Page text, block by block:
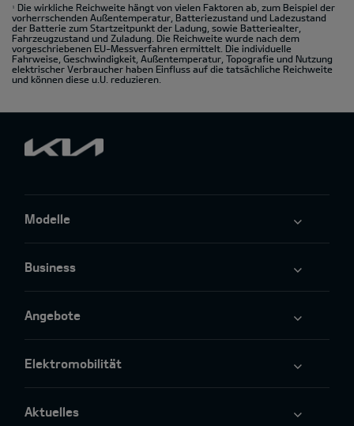
1
Die wirkliche Reichweite hängt von vielen Faktoren ab, zum Beispiel der
vorherrschenden Außentemperatur, Batteriezustand und Ladezustand
der Batterie zum Startzeitpunkt der Ladung, sowie Batteriealter,
Fahrzeugzustand und Zuladung. Die Reichweite wurde nach dem
vorgeschriebenen EU-Messverfahren ermittelt. Die individuelle
Fahrweise, Geschwindigkeit, Außentemperatur, Topografie und Nutzung
elektrischer Verbraucher haben Einfluss auf die tatsächliche Reichweite
und können diese u.U. reduzieren.
Modelle
Business
Angebote
Elektromobilität
Aktuelles